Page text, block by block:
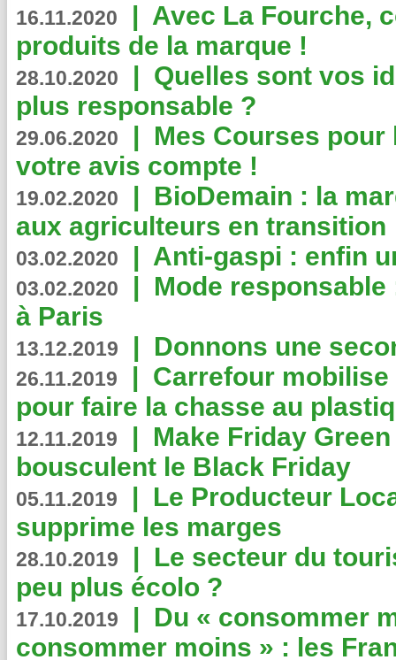
16.11.2020 | Avec La Fourche,
produits de la marque !
28.10.2020 | Quelles sont vos
plus responsable ?
29.06.2020 | Mes Courses pour
votre avis compte !
19.02.2020 | BioDemain : la
aux agriculteurs en transition
03.02.2020 | Anti-gaspi : enfin
03.02.2020 | Mode
à Paris
13.12.2019 | Donnons une
26.11.2019 | Carrefour
pour faire la chasse au
12.11.2019 | Make Friday
bousculent le Black Friday
05.11.2019 | Le Producteur
supprime les marges
28.10.2019 | Le secteur du
peu plus écolo ?
17.10.2019 | Du « consommer
consommer moins » : les